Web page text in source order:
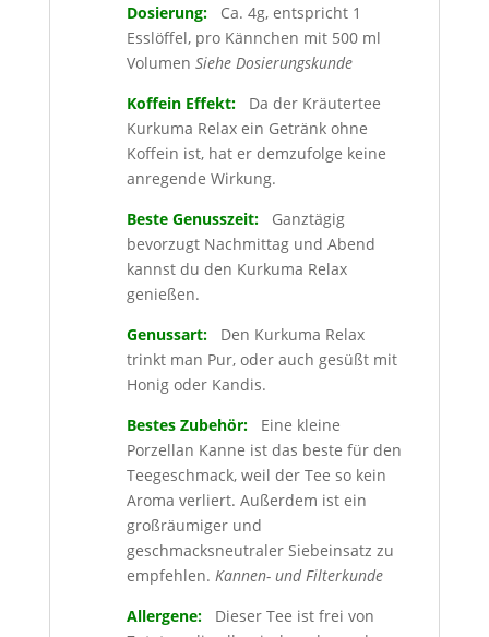
Dosierung:Ca. 4g, entspricht 1
Esslöffel, pro Kännchen mit 500 ml
Volumen Siehe Dosierungskunde
Koffein Effekt:
Da der Kräutertee
Kurkuma Relax ein Getränk ohne
Koffein ist, hat er demzufolge keine
anregende Wirkung.
Beste Genusszeit:Ganztägig
bevorzugt Nachmittag und Abend
kannst du den Kurkuma Relax
genießen.
Genussart:Den Kurkuma Relax
trinkt man Pur, oder auch gesüßt mit
Honig oder Kandis.
Bestes Zubehör:Eine kleine
Porzellan Kanne ist das beste für den
Teegeschmack, weil der Tee so kein
Aroma verliert. Außerdem ist ein
großräumiger und
geschmacksneutraler Siebeinsatz zu
empfehlen. Kannen- und Filterkunde
Allergene:
Dieser Tee ist frei von